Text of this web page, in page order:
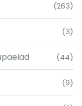
(263)
(3)
(44)
(9)